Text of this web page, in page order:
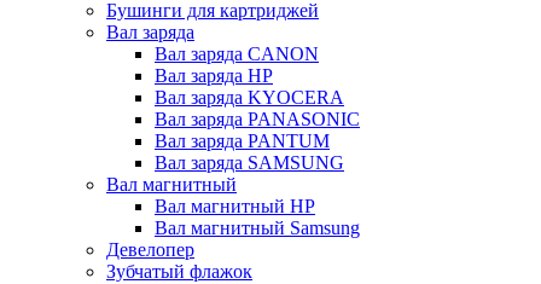
Бушинги для картриджей
Вал заряда
Вал заряда CANON
Вал заряда HP
Вал заряда KYOCERA
Вал заряда PANASONIC
Вал заряда PANTUM
Вал заряда SAMSUNG
Вал магнитный
Вал магнитный HP
Вал магнитный Samsung
Девелопер
Зубчатый флажок